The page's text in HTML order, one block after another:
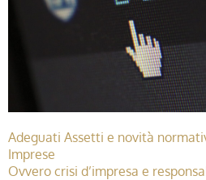
Adeguati Assetti e novità
Imprese
Ovvero crisi d’impresa e